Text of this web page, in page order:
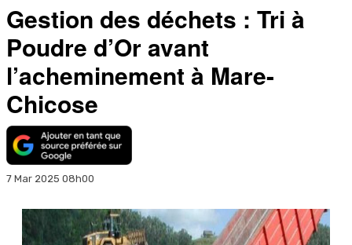
Gestion des déchets : Tri à
Poudre d’Or avant
l’acheminement à Mare-
Chicose
7 Mar 2025 08h00